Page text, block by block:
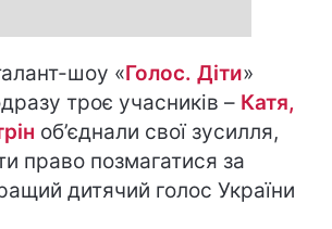
шоу «Голос. Діти»
троє учасників – Катя,
об’єднали свої зусилля,
право позмагатися за
дитячий голос України